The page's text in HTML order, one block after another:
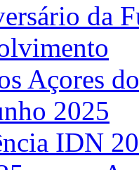
da
Açores
2025
IDN